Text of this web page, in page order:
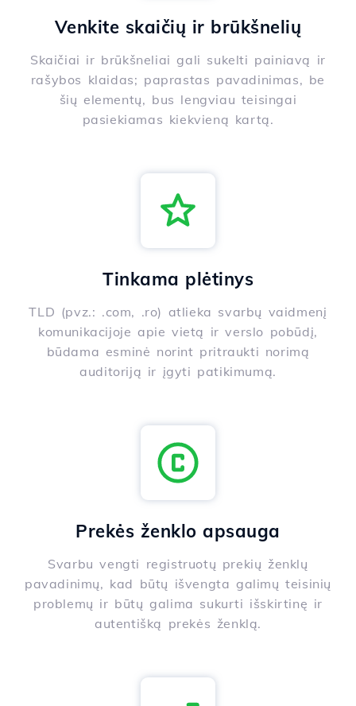
Venkite skaičių ir brūkšnelių
Skaičiai ir brūkšneliai gali sukelti painiavą ir
rašybos klaidas; paprastas pavadinimas, be
šių elementų, bus lengviau teisingai
pasiekiamas kiekvieną kartą.
Tinkama plėtinys
TLD (pvz.: .com, .ro) atlieka svarbų vaidmenį
komunikacijoje apie vietą ir verslo pobūdį,
būdama esminė norint pritraukti norimą
auditoriją ir įgyti patikimumą.
Prekės ženklo apsauga
Svarbu vengti registruotų prekių ženklų
pavadinimų, kad būtų išvengta galimų teisinių
problemų ir būtų galima sukurti išskirtinę ir
autentišką prekės ženklą.